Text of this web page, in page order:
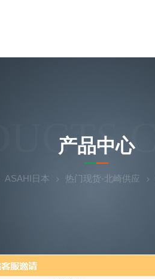
章
产品中心
ASAHI日本 热门现货-北崎供应